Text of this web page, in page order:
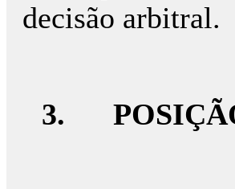
decisão arbitral.
3.